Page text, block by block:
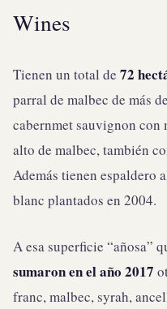
Wines
Tienen un total de 72
parral de malbec de más
cabernmet sauvignon con
alto de malbec, también
Además tienen espaldero
blanc plantados en 2004.
A esa superficie “añosa”
sumaron en el año 2017
franc, malbec, syrah,